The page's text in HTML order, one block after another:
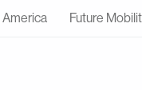
Future